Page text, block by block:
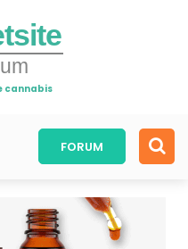
cannabis
FORUM